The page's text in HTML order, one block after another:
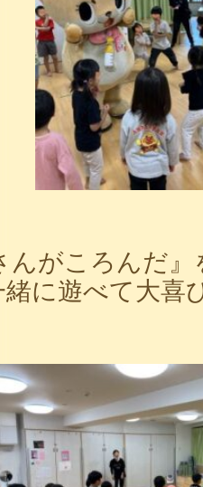
んがころんだ
に遊べて大喜